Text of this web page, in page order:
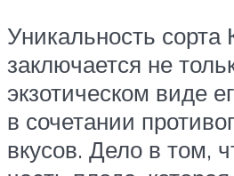
Уникальность сорта
заключается не
экзотическом виде
в сочетании
вкусов. Дело в том,